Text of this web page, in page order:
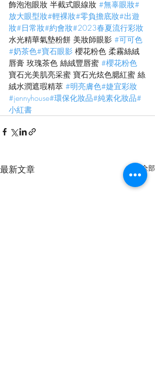
飾泡泡眼妝 半截式眼線妝 #無辜眼妝#
放大眼型妝#輕裸妝#零負擔底妝#出遊
妝#日常妝#約會妝#2023春夏流行彩妝
水光精華氣墊粉餅 美妝師眼影 #可可色
#奶茶色#寶石眼影 櫻花粉色 柔霧絲絨
唇膏 玫瑰茶色 絲絨豐唇蜜 #櫻花粉色
寶石光美肌亮采蜜 寶石光炫色腮紅蜜 絲
絨水潤遮瑕精萃 #明亮膚色#婕宜彩妝
#jennyhouse#環保化妝品#純素化妝品#
小紅書
最新文章 查看全部